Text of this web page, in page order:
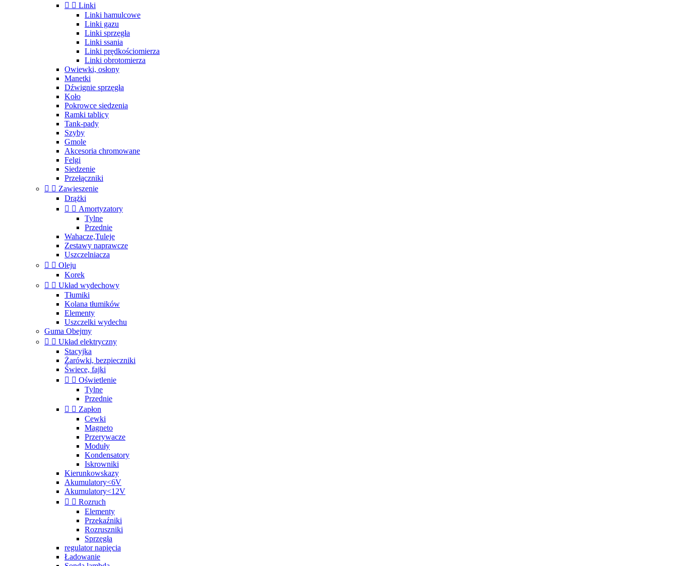
  Linki
Linki hamulcowe
Linki gazu
Linki sprzęgła
Linki ssania
Linki prędkościomierza
Linki obrotomierza
Owiewki, osłony
Manetki
Dźwignie sprzęgła
Koło
Pokrowce siedzenia
Ramki tablicy
Tank-pady
Szyby
Gmole
Akcesoria chromowane
Felgi
Siedzenie
Przełączniki
  Zawieszenie
Drążki
  Amortyzatory
Tylne
Przednie
Wahacze,Tuleje
Zestawy naprawcze
Uszczelniacza
  Oleju
Korek
  Układ wydechowy
Tłumiki
Kolana tłumików
Elementy
Uszczelki wydechu
Guma Obejmy
  Układ elektryczny
Stacyjka
Żarówki, bezpieczniki
Świece, fajki
  Oświetlenie
Tylne
Przednie
  Zapłon
Cewki
Magneto
Przerywacze
Moduły
Kondensatory
Iskrowniki
Kierunkowskazy
Akumulatory<6V
Akumulatory<12V
  Rozruch
Elementy
Przekaźniki
Rozruszniki
Sprzęgła
regulator napięcia
Ładowanie